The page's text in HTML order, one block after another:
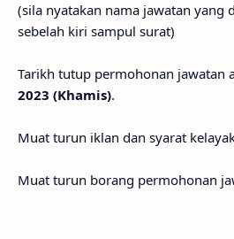
(sila nyatakan nama jawatan yang
sebelah kiri sampul surat)
Tarikh tutup permohonan jawatan
2023 (Khamis).
Muat turun iklan dan syarat
Muat turun borang permohonan